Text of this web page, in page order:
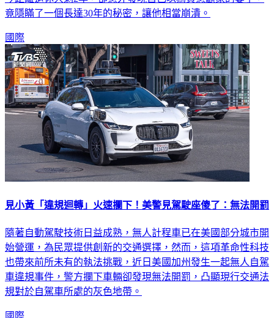
竟隱瞞了一個長達30年的秘密，讓他相當崩潰。
國際
見小黃「違規迴轉」火速攔下！美警見駕駛座傻了：無法開罰
隨著自動駕駛技術日益成熟，無人計程車已在美國部分城市開
始營運，為民眾提供創新的交通選擇，然而，這項革命性科技
也帶來前所未有的執法挑戰，近日美國加州發生一起無人自駕
車違規事件，警方攔下車輛卻發現無法開罰，凸顯現行交通法
規對於自駕車所處的灰色地帶。